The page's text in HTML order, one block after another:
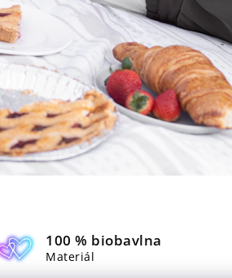
100 % biobavlna
Materiál